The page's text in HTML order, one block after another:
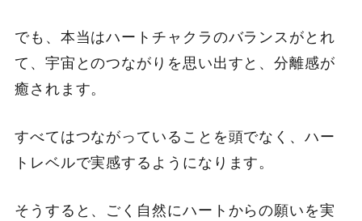
でも、本当はハートチャクラのバランスがとれ
て、宇宙とのつながりを思い出すと、分離感が
癒されます。
すべてはつながっていることを頭でなく、ハー
トレベルで実感するようになります。
そうすると、ごく自然にハートからの願いを実